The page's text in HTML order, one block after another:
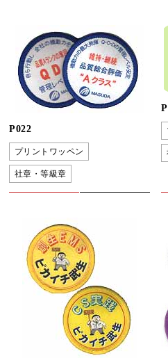
P022
プリントワッペン
社章・等級章